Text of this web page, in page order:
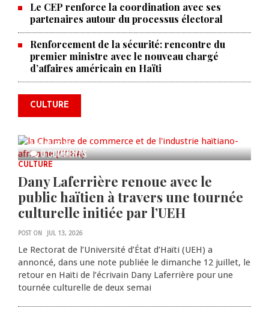
Le CEP renforce la coordination avec ses
partenaires autour du processus électoral
Renforcement de la sécurité: rencontre du
premier ministre avec le nouveau chargé
d’affaires américain en Haïti
CULTURE
0 COMMENTS
La Chambre de commerce et de
l'industrie haïtiano-africaine
annonce des activités pour
commémorer le 235e
anniversaire de la cérémonie du
AUG 05, 2026
CULTURE
Dany Laferrière renoue avec le
public haïtien à travers une tournée
culturelle initiée par l’UEH
POST ON JUL 13, 2026
Le Rectorat de l’Université d’État d’Haïti (UEH) a
annoncé, dans une note publiée le dimanche 12 juillet, le
retour en Haïti de l’écrivain Dany Laferrière pour une
tournée culturelle de deux semai